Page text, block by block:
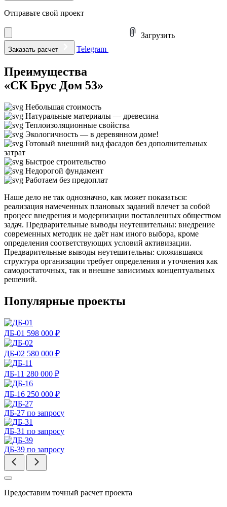
Отправьте свой проект
Загрузить
Заказать расчет Telegram
Преимущества
«СК Брус Дом 53»
Небольшая стоимость
Натуральные материалы — древесина
Теплоизоляционные свойства
Экологичность — в деревянном доме!
Готовый внешний вид фасадов без дополнительных
затрат
Быстрое строительство
Недорогой фундамент
Работаем без предоплат
Наше дело не так однозначно, как может показаться:
реализация намеченных плановых заданий влечет за собой
процесс внедрения и модернизации поставленных обществом
задач. Предварительные выводы неутешительны: внедрение
современных методик не даёт нам иного выбора, кроме
определения соответствующих условий активизации.
Предварительные выводы неутешительны: сложившаяся
структура организации требует определения и уточнения как
самодостаточных, так и внешне зависимых концептуальных
решений.
Популярные проекты
ДБ-01 598 000 ₽
ДБ-02 580 000 ₽
ДБ-11 280 000 ₽
ДБ-16 250 000 ₽
ДБ-27 по запросу
ДБ-31 по запросу
ДБ-39 по запросу
Предоставим точный расчет проекта